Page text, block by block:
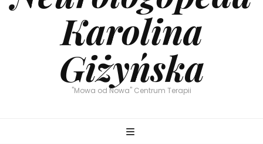
Karolina
Giżyńska
"Mowa od Nowa" Centrum Terapii